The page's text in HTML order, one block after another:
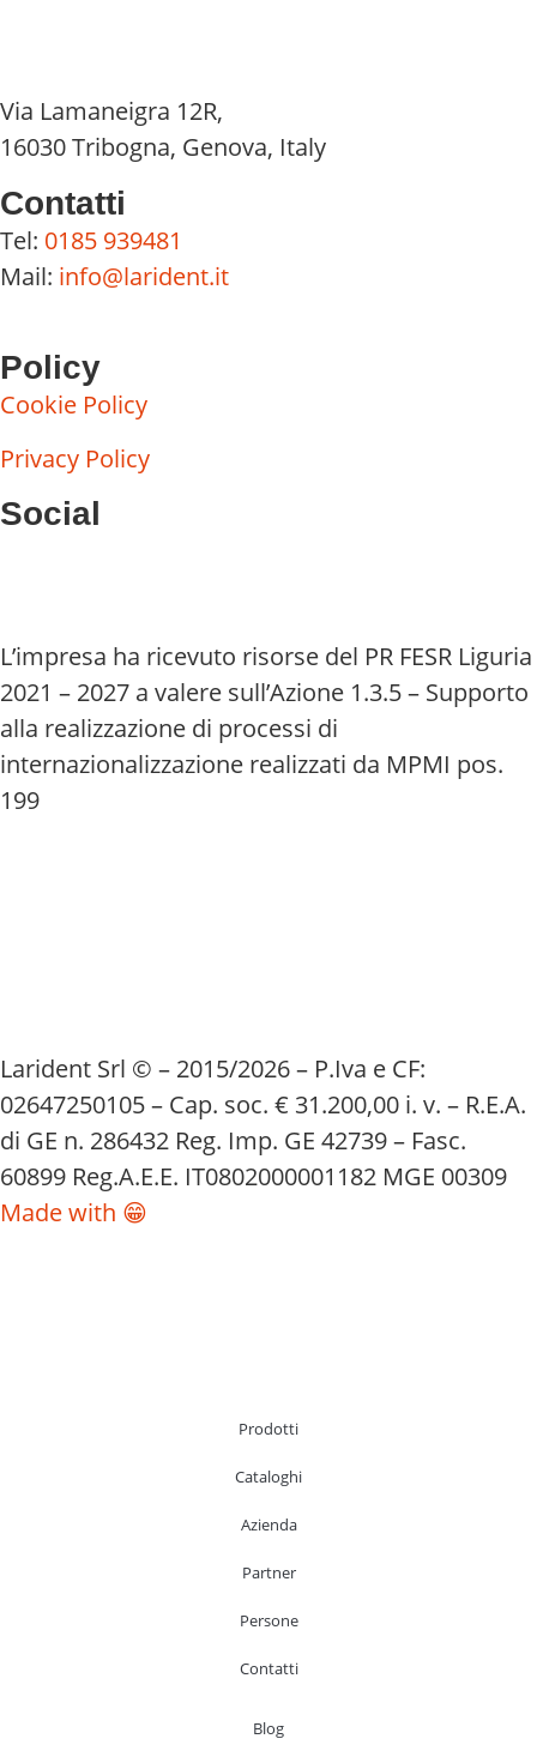
Via Lamaneigra 12R,
16030 Tribogna, Genova, Italy
Contatti
Tel: 0185 939481
Mail: info@larident.it
Policy
Cookie Policy
Privacy Policy
Social
L’impresa ha ricevuto risorse del PR FESR Liguria
2021 – 2027 a valere sull’Azione 1.3.5 – Supporto
alla realizzazione di processi di
internazionalizzazione realizzati da MPMI pos.
199
Larident Srl © – 2015/2026 – P.Iva e CF:
02647250105 – Cap. soc. € 31.200,00 i. v. – R.E.A.
di GE n. 286432 Reg. Imp. GE 42739 – Fasc.
60899 Reg.A.E.E. IT0802000001182 MGE 00309
Made with 😁
Prodotti
Cataloghi
Azienda
Partner
Persone
Contatti
Blog